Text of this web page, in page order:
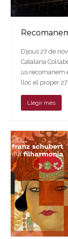
Dijous 27 de
Catalana
us recomanem
lloc el proper
Llegir més